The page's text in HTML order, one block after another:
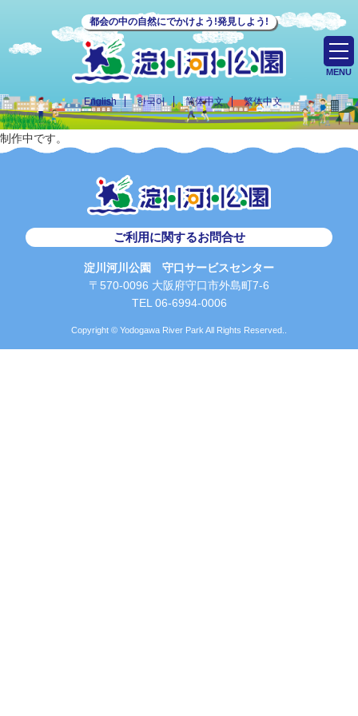
都会の中の自然にでかけよう!発見しよう!
English 한국어 简体中文 繁体中文
MENU
制作中です。
ご利用に関するお問合せ
淀川河川公園 守口サービスセンター
〒570-0096 大阪府守口市外島町7-6
TEL 06-6994-0006
Copyright © Yodogawa River Park All Rights Reserved..